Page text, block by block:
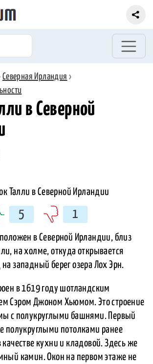
Северная Ирландия ›
в Северной
5 1
в Северной Ирландии, близ
на холме, откуда открывается
западный берег озера Лох Эрн.
в 1619 году шотландским
Сэром Джоном Хьюмом. Это строение
с полукруглыми башнями. Первый
полукруглыми потолками ранее
качестве кухни и кладовой. Здесь же
камин. Окон на первом этаже не